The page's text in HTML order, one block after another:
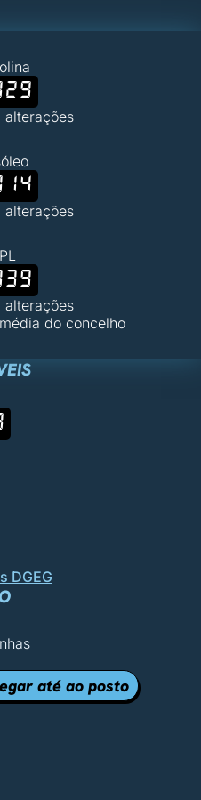
alterações
alterações
alterações
do concelho
DGEG
até ao posto